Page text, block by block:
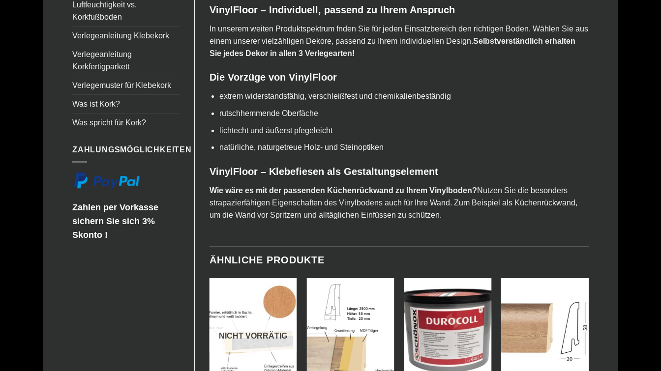
Luftfeuchtigkeit vs.
Korkfußboden
Verlegeanleitung Klebekork
Verlegeanleitung
Korkfertigparkett
Verlegemuster für Klebekork
Was ist Kork?
Was spricht für Kork?
ZAHLUNGSMÖGLICHKEITEN
Zahlen per Vorkasse
sichern Sie sich 3%
Skonto !
VinylFloor – Individuell, passend zu Ihrem Anspruch
In unserem weiten Produktspektrum fnden Sie für jeden Einsatzbereich den richtigen Boden. Wählen Sie aus
einem unserer vielzähligen Dekore, passend zu Ihrem individuellen Design.Selbstverständlich erhalten
Sie jedes Dekor in allen 3 Verlegearten!
Die Vorzüge von VinylFloor
extrem widerstandsfähig, verschleißfest und chemikalienbeständig
rutschhemmende Oberfäche
lichtecht und äußerst pfegeleicht
natürliche, naturgetreue Holz- und Steinoptiken
VinylFloor – Klebefiesen als Gestaltungselement
Wie wäre es mit der passenden Küchenrückwand zu Ihrem Vinylboden?Nutzen Sie die besonders
strapazierfähigen Eigenschaften des Vinylbodens auch für Ihre Wand. Zum Beispiel als Küchenrückwand,
um die Wand vor Spritzern und alltäglichen Einfüssen zu schützen.
ÄHNLICHE PRODUKTE
NICHT VORRÄTIG